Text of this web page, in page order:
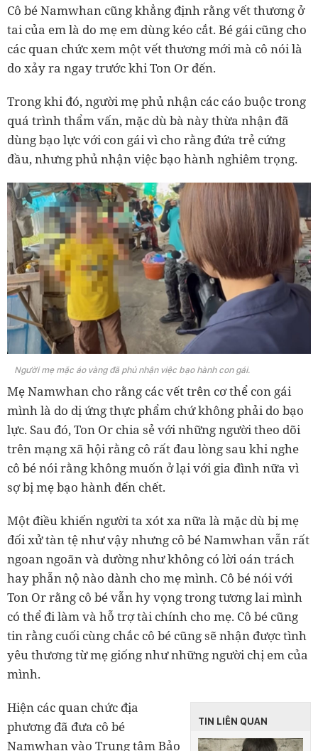
Cô bé Namwhan cũng khẳng định rằng vết thương ở
tai của em là do mẹ em dùng kéo cắt. Bé gái cũng cho
các quan chức xem một vết thương mới mà cô nói là
do xảy ra ngay trước khi Ton Or đến.
Trong khi đó, người mẹ phủ nhận các cáo buộc trong
quá trình thẩm vấn, mặc dù bà này thừa nhận đã
dùng bạo lực với con gái vì cho rằng đứa trẻ cứng
đầu, nhưng phủ nhận việc bạo hành nghiêm trọng.
Người mẹ mặc áo vàng đã phủ nhận việc bạo hành con gái.
Mẹ Namwhan cho rằng các vết trên cơ thể con gái
mình là do dị ứng thực phẩm chứ không phải do bạo
lực. Sau đó, Ton Or chia sẻ với những người theo dõi
trên mạng xã hội rằng cô rất đau lòng sau khi nghe
cô bé nói rằng không muốn ở lại với gia đình nữa vì
sợ bị mẹ bạo hành đến chết.
Một điều khiến người ta xót xa nữa là mặc dù bị mẹ
đối xử tàn tệ như vậy nhưng cô bé Namwhan vẫn rất
ngoan ngoãn và dường như không có lời oán trách
hay phẫn nộ nào dành cho mẹ mình. Cô bé nói với
Ton Or rằng cô bé vẫn hy vọng trong tương lai mình
có thể đi làm và hỗ trợ tài chính cho mẹ. Cô bé cũng
tin rằng cuối cùng chắc cô bé cũng sẽ nhận được tình
yêu thương từ mẹ giống như những người chị em của
mình.
TIN LIÊN QUAN
Hiện các quan chức địa
phương đã đưa cô bé
Namwhan vào Trung tâm Bảo